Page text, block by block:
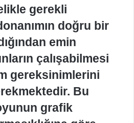
gerekli
doğru bir
emin
çalışabilmesi
gereksinimlerini
Bu
grafik